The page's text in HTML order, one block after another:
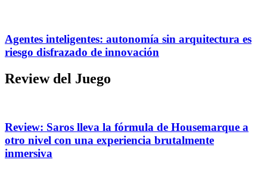
Agentes inteligentes: autonomía sin arquitectura es
riesgo disfrazado de innovación
Review del Juego
Review: Saros lleva la fórmula de Housemarque a
otro nivel con una experiencia brutalmente
inmersiva